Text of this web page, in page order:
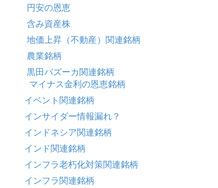
円安の恩恵
含み資産株
地価上昇（不動産）関連銘柄
農業銘柄
黒田バズーカ関連銘柄
マイナス金利の恩恵銘柄
イベント関連銘柄
インサイダー情報漏れ？
インドネシア関連銘柄
インド関連銘柄
インフラ老朽化対策関連銘柄
インフラ関連銘柄